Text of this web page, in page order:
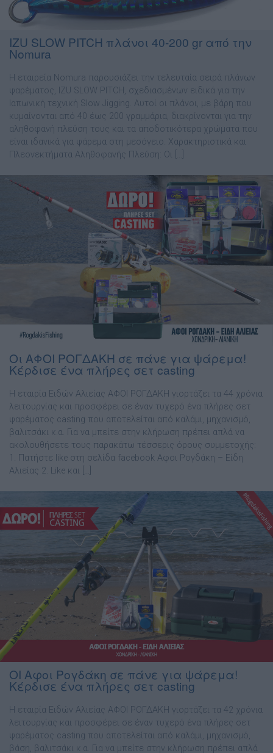
IZU SLOW PITCH πλάνοι 40-200 gr από την
Nomura
Η εταιρεία Nomura παρουσιάζει την τελευταία σειρά πλάνων
ψαρέματος, IZU SLOW PITCH, σχεδιασμένων ειδικά για την
Ιαπωνική τεχνική Slow Jigging. Αυτοί οι πλάνοι, με βάρη που
κυμαίνονται από 40 έως 200 γραμμάρια, διακρίνονται για την
αληθοφανή πλεύση τους και τα αποδοτικότερα χρώματα που
είναι ιδανικά για ψάρεμα στη μεσόγειο. Χαρακτηριστικά και
Πλεονεκτήματα Αληθοφανής Πλεύση: Οι […]
Οι ΑΦΟΙ ΡΟΓΔΑΚΗ σε πάνε για ψάρεμα!
Κέρδισε ένα πλήρες σετ casting
Η εταιρία Ειδών Αλιείας ΑΦΟΙ ΡΟΓΔΑΚΗ γιορτάζει τα 44 χρόνια
λειτουργίας και προσφέρει σε έναν τυχερό ένα πλήρες σετ
ψαρέματος casting που αποτελείται από καλάμι, μηχανισμό,
βαλιτσάκι κ.α. Για να μπείτε στην κλήρωση πρέπει απλά να
ακολουθήσετε τους παρακάτω τέσσερις όρους συμμετοχής:
1. Πατήστε like στη σελίδα facebook Αφοι Ρογδάκη – Είδη
Αλιείας 2. Like και […]
ΟΙ Αφοι Ρογδάκη σε πάνε για ψάρεμα!
Κέρδισε ένα πλήρες σετ casting
Η εταιρία Ειδών Αλιείας ΑΦΟΙ ΡΟΓΔΑΚΗ γιορτάζει τα 42 χρόνια
λειτουργίας και προσφέρει σε έναν τυχερό ένα πλήρες σετ
ψαρέματος casting που αποτελείται από καλάμι, μηχανισμό,
βάση, βαλιτσάκι κ.α. Για να μπείτε στην κλήρωση πρέπει απλά